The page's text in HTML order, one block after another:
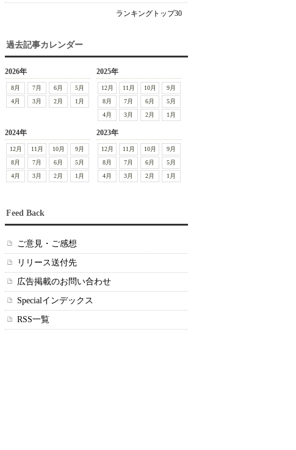
ランキングトップ30
過去記事カレンダー
2026年
8月 7月 6月
5月
4月
3月 2月 1月
2025年
12月 11月 10月
9月
8月
7月 6月
5月
4月
3月 2月 1月
2024年
12月 11月 10月
9月
8月
7月 6月
5月
4月
3月 2月 1月
2023年
12月 11月 10月
9月
8月
7月 6月
5月
4月
3月 2月 1月
Feed Back
ご意見・ご感想
リリース送付先
広告掲載のお問い合わせ
Specialインデックス
RSS一覧